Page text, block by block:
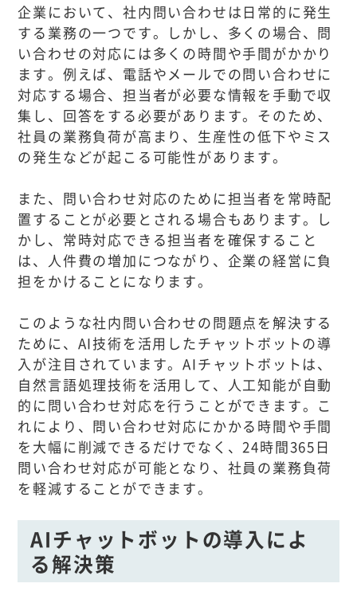
企業において、社内問い合わせは日常的に発生
する業務の一つです。しかし、多くの場合、問
い合わせの対応には多くの時間や手間がかかり
ます。例えば、電話やメールでの問い合わせに
対応する場合、担当者が必要な情報を手動で収
集し、回答をする必要があります。そのため、
社員の業務負荷が高まり、生産性の低下やミス
の発生などが起こる可能性があります。
また、問い合わせ対応のために担当者を常時配
置することが必要とされる場合もあります。し
かし、常時対応できる担当者を確保すること
は、人件費の増加につながり、企業の経営に負
担をかけることになります。
このような社内問い合わせの問題点を解決する
ために、AI技術を活用したチャットボットの導
入が注目されています。AIチャットボットは、
自然言語処理技術を活用して、人工知能が自動
的に問い合わせ対応を行うことができます。こ
れにより、問い合わせ対応にかかる時間や手間
を大幅に削減できるだけでなく、24時間365日
問い合わせ対応が可能となり、社員の業務負荷
を軽減することができます。
AIチャットボットの導入によ
る解決策